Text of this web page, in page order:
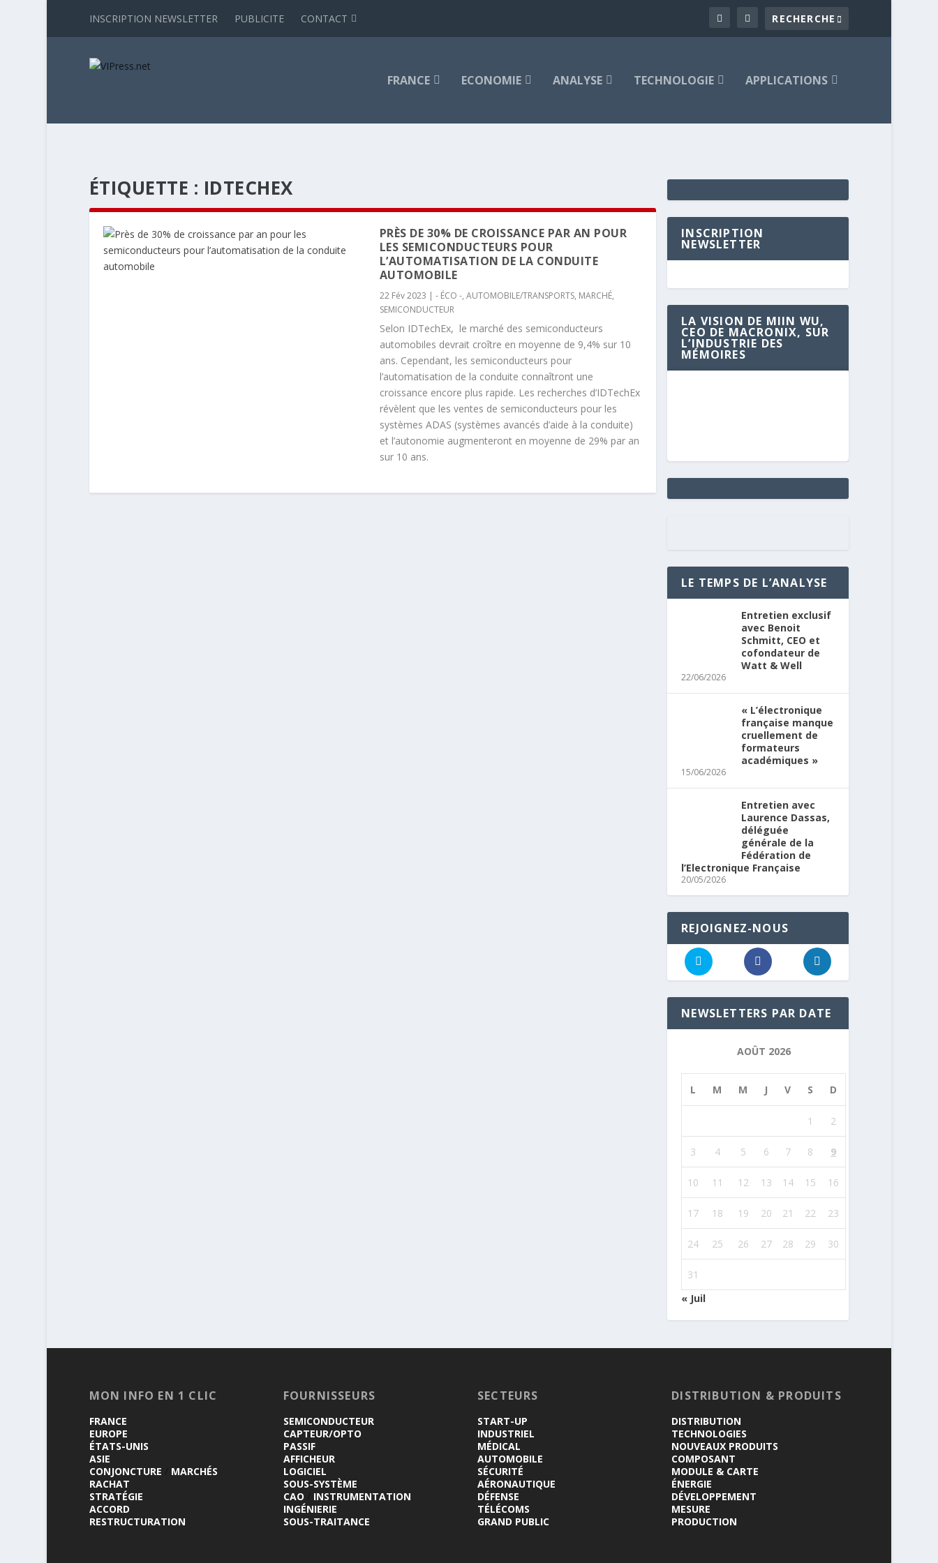
INSCRIPTION NEWSLETTER PUBLICITE CONTACT
FRANCE ECONOMIE ANALYSE TECHNOLOGIE APPLICATIONS
ÉTIQUETTE : IDTECHEX
PRÈS DE 30% DE CROISSANCE PAR AN POUR
LES SEMICONDUCTEURS POUR
L’AUTOMATISATION DE LA CONDUITE
AUTOMOBILE
22 Fév 2023 | - ÉCO -, AUTOMOBILE/TRANSPORTS, MARCHÉ,
SEMICONDUCTEUR
Selon IDTechEx, le marché des semiconducteurs
automobiles devrait croître en moyenne de 9,4% sur 10
ans. Cependant, les semiconducteurs pour
l’automatisation de la conduite connaîtront une
croissance encore plus rapide. Les recherches d’IDTechEx
révèlent que les ventes de semiconducteurs pour les
systèmes ADAS (systèmes avancés d’aide à la conduite)
et l’autonomie augmenteront en moyenne de 29% par an
sur 10 ans.
INSCRIPTION
NEWSLETTER
LA VISION DE MIIN WU,
CEO DE MACRONIX, SUR
L’INDUSTRIE DES
MÉMOIRES
LE TEMPS DE L’ANALYSE
Entretien exclusif
avec Benoit
Schmitt, CEO et
cofondateur de
Watt & Well
22/06/2026
« L’électronique
française manque
cruellement de
formateurs
académiques »
15/06/2026
Entretien avec
Laurence Dassas,
déléguée
générale de la
Fédération de
l’Electronique Française
20/05/2026
REJOIGNEZ-NOUS
NEWSLETTERS PAR DATE
AOÛT 2026
L M M J V S D
1 2
3 4 5 6 7 8 9
10 11 12 13 14 15 16
17 18 19 20 21 22 23
24 25 26 27 28 29 30
31
« Juil
MON INFO EN 1 CLIC
FRANCE
EUROPE
ÉTATS-UNIS
ASIE
CONJONCTURE
MARCHÉS
RACHAT
STRATÉGIE
ACCORD
RESTRUCTURATION
FOURNISSEURS
SEMICONDUCTEUR
CAPTEUR/OPTO
PASSIF
AFFICHEUR
LOGICIEL
SOUS-SYSTÈME
CAO
INSTRUMENTATION
INGÉNIERIE
SOUS-TRAITANCE
SECTEURS
START-UP
INDUSTRIEL
MÉDICAL
AUTOMOBILE
SÉCURITÉ
AÉRONAUTIQUE
DÉFENSE
TÉLÉCOMS
GRAND PUBLIC
DISTRIBUTION & PRODUITS
DISTRIBUTION
TECHNOLOGIES
NOUVEAUX PRODUITS
COMPOSANT
MODULE & CARTE
ÉNERGIE
DÉVELOPPEMENT
MESURE
PRODUCTION